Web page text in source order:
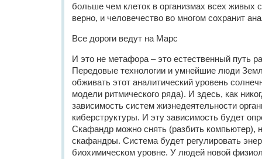
больше чем клеток в организмах всех живых
верно, и человечество во многом сохранит
Все дороги ведут на Марс
И это не метафора – это естественный путь
Передовые технологии и умнейшие люди
обживать этот аналитический уровень
модели ритмического ряда). И здесь, как
зависимость систем жизнедеятельности
киберструктуры. И эту зависимость будет
Скафандр можно снять (разбить компьютер),
скафандры. Система будет регулировать
биохимическом уровне. У людей новой